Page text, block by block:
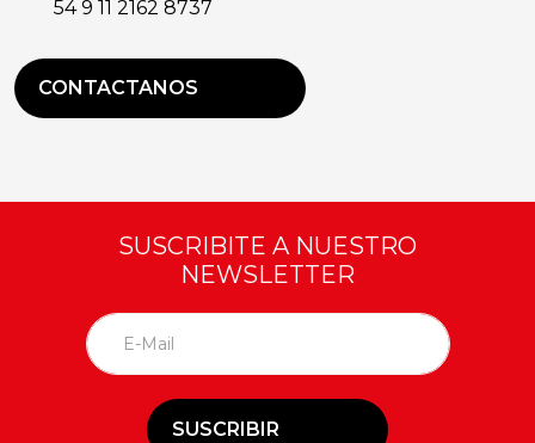
54 9 11 2162 8737
CONTACTANOS
SUSCRIBITE A NUESTRO
NEWSLETTER
SUSCRIBIR